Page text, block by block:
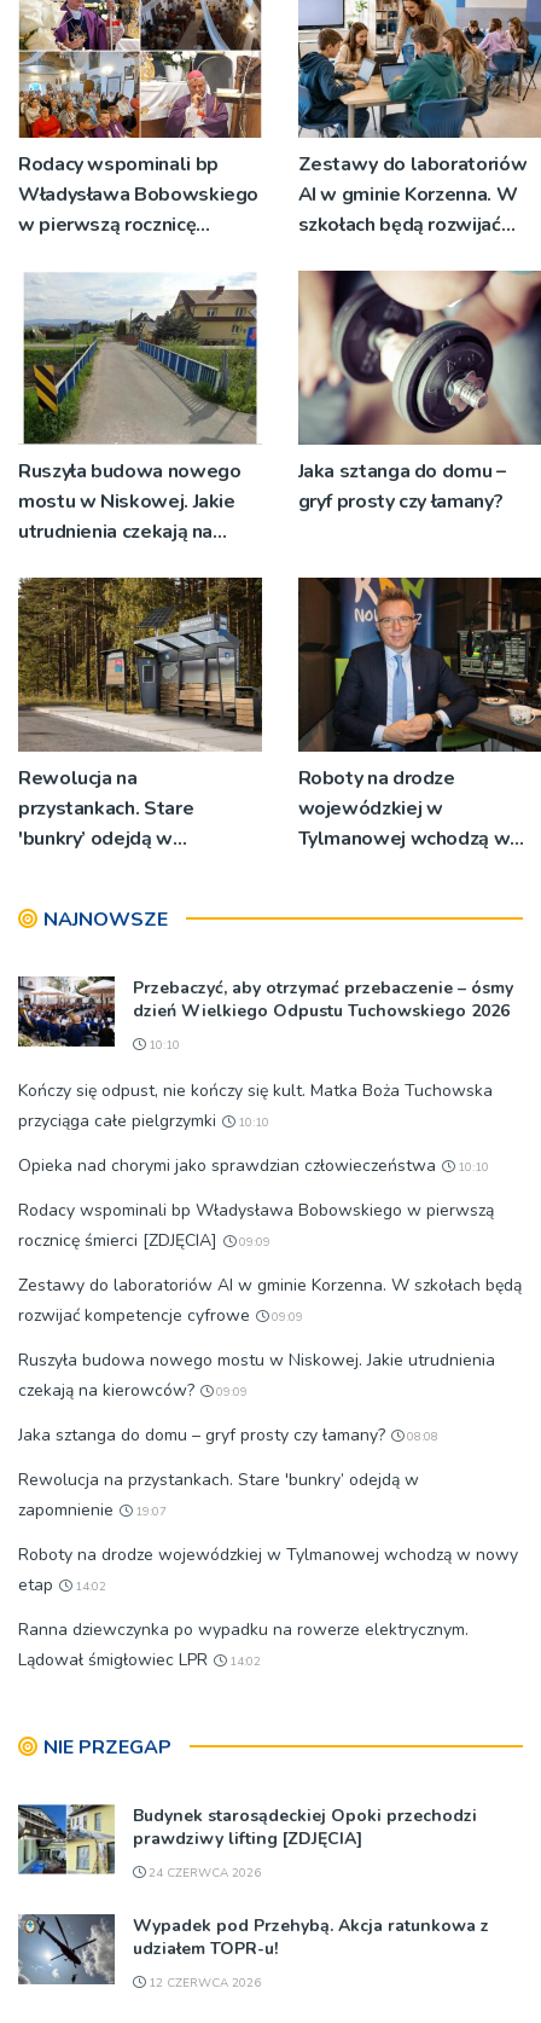
Rodacy wspominali bp
Władysława Bobowskiego
w pierwszą rocznicę
Zestawy do laboratoriów
AI w gminie Korzenna. W
szkołach będą rozwijać
Ruszyła budowa nowego
mostu w Niskowej. Jakie
utrudnienia czekają na
Jaka sztanga do domu –
gryf prosty czy łamany?
Rewolucja na
przystankach. Stare
'bunkry’ odejdą w
Roboty na drodze
wojewódzkiej w
Tylmanowej wchodzą w
NAJNOWSZE
Przebaczyć, aby otrzymać przebaczenie – ósmy
dzień Wielkiego Odpustu Tuchowskiego 2026
10:10
Kończy się odpust, nie kończy się kult. Matka Boża Tuchowska
przyciąga całe pielgrzymki
10:10
Opieka nad chorymi jako sprawdzian człowieczeństwa 10:10
Rodacy wspominali bp Władysława Bobowskiego w pierwszą
rocznicę śmierci [ZDJĘCIA]
09:09
Zestawy do laboratoriów AI w gminie Korzenna. W szkołach będą
rozwijać kompetencje cyfrowe
09:09
Ruszyła budowa nowego mostu w Niskowej. Jakie utrudnienia
czekają na kierowców?
09:09
Jaka sztanga do domu – gryf prosty czy łamany? 08:08
Rewolucja na przystankach. Stare 'bunkry’ odejdą w
zapomnienie
19:07
Roboty na drodze wojewódzkiej w Tylmanowej wchodzą w nowy
etap
14:02
Ranna dziewczynka po wypadku na rowerze elektrycznym.
Lądował śmigłowiec LPR
14:02
NIE PRZEGAP
Budynek starosądeckiej Opoki przechodzi
prawdziwy lifting [ZDJĘCIA]
24 CZERWCA 2026
Wypadek pod Przehybą. Akcja ratunkowa z
udziałem TOPR-u!
12 CZERWCA 2026